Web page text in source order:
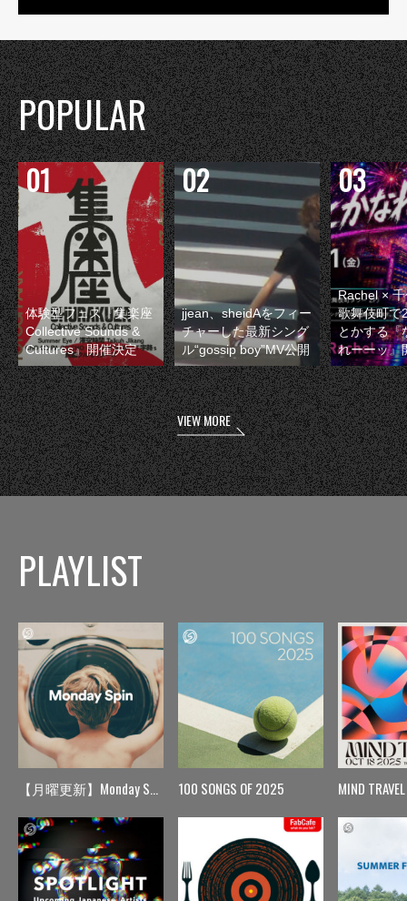
POPULAR
体験型フェス『集楽座
Collective Sounds &
Cultures』開催決定
jjean、sheidAをフィー
チャーした最新シング
ル“gossip boy”MV公開
Rachel ×
歌舞伎町で
とかする『
れーーッ』
VIEW MORE
PLAYLIST
【月曜更新】Monday Spin 100 SONGS OF 2025 MIND TRAVEL